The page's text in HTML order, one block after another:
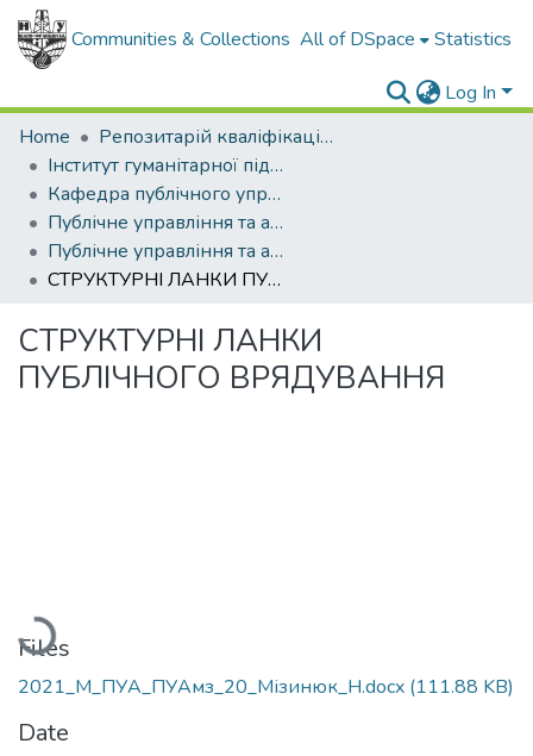
Communities & Collections All of DSpace Statistics
Log In
Home
Репозитарій кваліфікаційних робіт здобувачів вищої освіти
Інститут гуманітарної підготовки та державного управління
Кафедра публічного управління та адміністрування
Публічне управління та адміністрування (рівень магістр)
Публічне управління та адміністрування, магістр, 2021
СТРУКТУРНІ ЛАНКИ ПУБЛІЧНОГО ВРЯДУВАННЯ
СТРУКТУРНІ ЛАНКИ
ПУБЛІЧНОГО ВРЯДУВАННЯ
Loading...
Files
2021_М_ПУА_ПУАмз_20_Мізинюк_Н.docx (111.88 KB)
Date